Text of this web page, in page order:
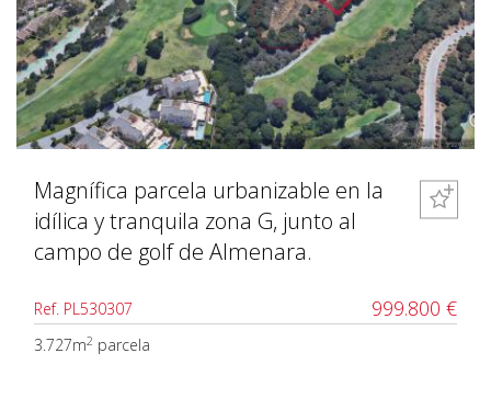
Magnífica parcela urbanizable en la
idílica y tranquila zona G, junto al
campo de golf de Almenara.
Ref. PL530307 999.800 €
3.727m2 parcela